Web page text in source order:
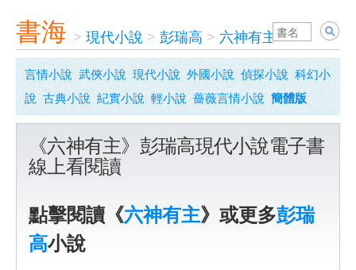
書海 > 現代小說 > 彭瑞高 > 六神有主
言情小說 武俠小說 現代小說 外國小說 偵探小說 科幻小
說 古典小說 紀實小說 輕小說 薔薇言情小說 簡體版
《六神有主》彭瑞高現代小說電子書
線上看閱讀
點擊閱讀《六神有主》或更多彭瑞
高小說